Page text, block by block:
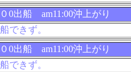
0出船 am11:00沖上がり
できず。
0出船 am11:00沖上がり
できず。